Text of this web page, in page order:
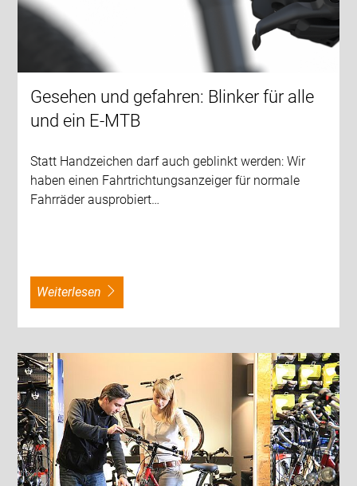
Gesehen und gefahren: Blinker für alle
und ein E-MTB
Statt Handzeichen darf auch geblinkt werden: Wir
haben einen Fahrtrichtungsanzeiger für normale
Fahrräder ausprobiert…
weiterlesen